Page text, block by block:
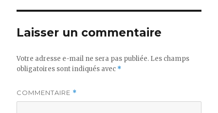
Laisser un commentaire
Votre adresse e-mail ne sera pas publiée. Les champs
obligatoires sont indiqués avec *
COMMENTAIRE *